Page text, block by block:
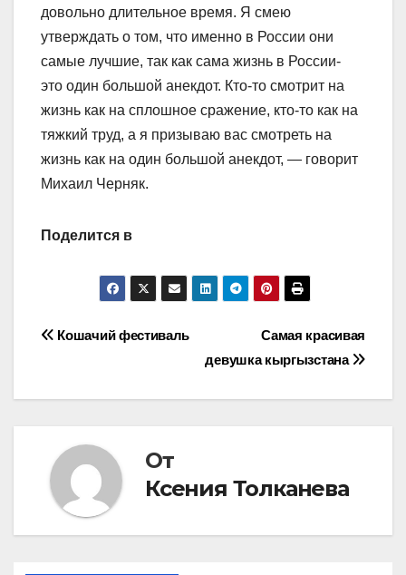
довольно длительное время. Я смею
утверждать о том, что именно в России они
самые лучшие, так как сама жизнь в России-
это один большой анекдот. Кто-то смотрит на
жизнь как на сплошное сражение, кто-то как на
тяжкий труд, а я призываю вас смотреть на
жизнь как на один большой анекдот, — говорит
Михаил Черняк.
Поделится в
Навигация
Самая красивая
девушка кыргызстана
Кошачий фестиваль
От
Ксения Толканева